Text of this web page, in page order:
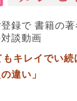
録で 書籍の
談動画
もキレイでい続
違い」